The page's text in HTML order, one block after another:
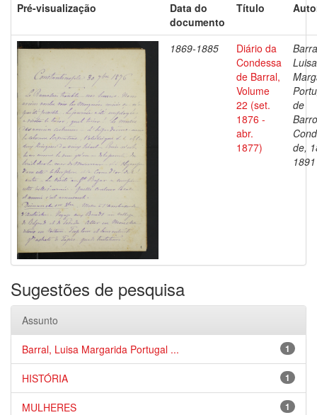
Pré-visualização
Data do
documento
Título
1869-1885
Diário da
Condessa
de Barral,
Volume
22 (set.
1876 -
abr.
1877)
Luisa
de
de,
1891
Sugestões de pesquisa
Assunto
1
Barral, Luisa Margarida Portugal ...
1
HISTÓRIA
1
MULHERES